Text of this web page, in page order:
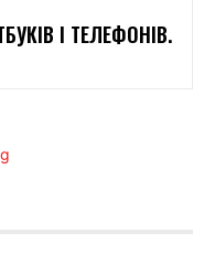
І ТЕЛЕФОНІВ.